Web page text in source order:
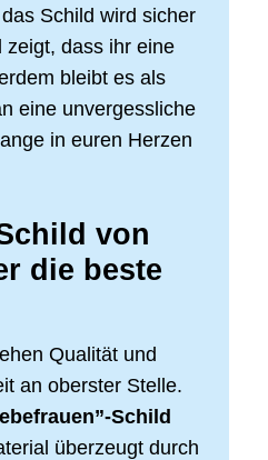
Schild wird sicher
zeigt, dass ihr eine
bleibt es als
eine unvergessliche
in euren Herzen
von
die beste
Qualität und
an oberster Stelle.
Schild
überzeugt durch